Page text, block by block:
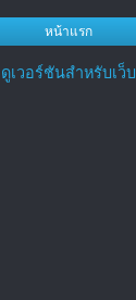
หน้าแรก
ดูเวอร์ชันสำหรับเว็บ